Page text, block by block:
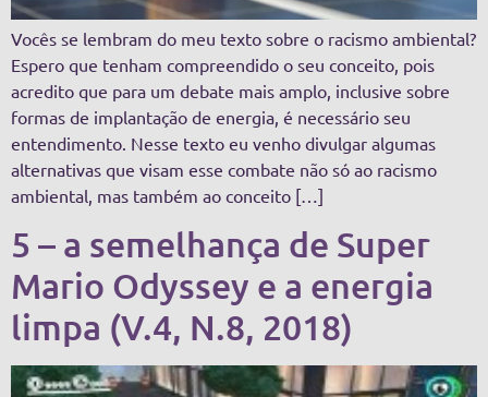
Vocês se lembram do meu texto sobre o racismo ambiental?
Espero que tenham compreendido o seu conceito, pois
acredito que para um debate mais amplo, inclusive sobre
formas de implantação de energia, é necessário seu
entendimento. Nesse texto eu venho divulgar algumas
alternativas que visam esse combate não só ao racismo
ambiental, mas também ao conceito […]
5 – a semelhança de Super
Mario Odyssey e a energia
limpa (V.4, N.8, 2018)